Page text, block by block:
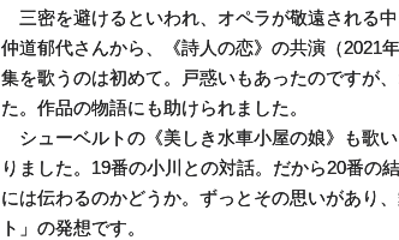
三密を避けるといわれ、オペラが敬遠される
仲道郁代さんから、《詩人の恋》の共演（2021
集を歌うのは初めて。戸惑いもあったのですが
た。作品の物語にも助けられました。
シューベルトの《美しき水車小屋の娘》も歌
りました。19番の小川との対話。だから20番の
には伝わるのかどうか。ずっとその思いがあり
ト」の発想です。